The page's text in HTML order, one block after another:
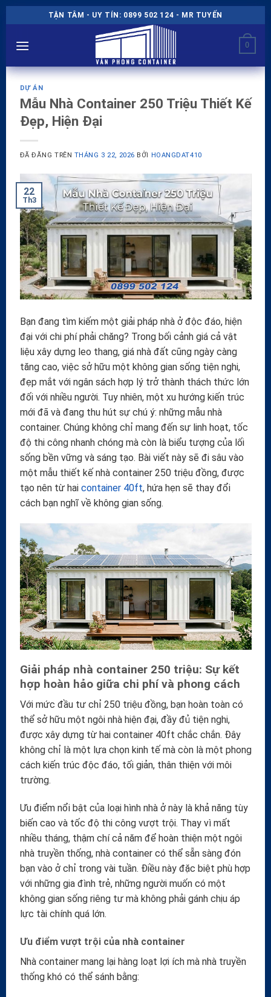
đến
nội
TẬN TÂM - UY TÍN: 0899 502 124 - MR TUYẾN
0
DỰ ÁN
Mẫu Nhà Container 250 Triệu Thiết Kế
Đẹp, Hiện Đại
ĐÃ ĐĂNG TRÊN THÁNG 3 22, 2026 BỞI HOANGDAT410
22
Th3
Bạn đang tìm kiếm một giải pháp nhà ở độc đáo, hiện
đại với chi phí phải chăng? Trong bối cảnh giá cả vật
liệu xây dựng leo thang, giá nhà đất cũng ngày càng
tăng cao, việc sở hữu một không gian sống tiện nghi,
đẹp mắt với ngân sách hợp lý trở thành thách thức lớn
đối với nhiều người. Tuy nhiên, một xu hướng kiến trúc
mới đã và đang thu hút sự chú ý: những mẫu nhà
container. Chúng không chỉ mang đến sự linh hoạt, tốc
độ thi công nhanh chóng mà còn là biểu tượng của lối
sống bền vững và sáng tạo. Bài viết này sẽ đi sâu vào
một mẫu thiết kế nhà container 250 triệu đồng, được
tạo nên từ hai container 40ft, hứa hẹn sẽ thay đổi
cách bạn nghĩ về không gian sống.
Giải pháp nhà container 250 triệu: Sự kết
hợp hoàn hảo giữa chi phí và phong cách
Với mức đầu tư chỉ 250 triệu đồng, bạn hoàn toàn có
thể sở hữu một ngôi nhà hiện đại, đầy đủ tiện nghi,
được xây dựng từ hai container 40ft chắc chắn. Đây
không chỉ là một lựa chọn kinh tế mà còn là một phong
cách kiến trúc độc đáo, tối giản, thân thiện với môi
trường.
Ưu điểm nổi bật của loại hình nhà ở này là khả năng tùy
biến cao và tốc độ thi công vượt trội. Thay vì mất
nhiều tháng, thậm chí cả năm để hoàn thiện một ngôi
nhà truyền thống, nhà container có thể sẵn sàng đón
bạn vào ở chỉ trong vài tuần. Điều này đặc biệt phù hợp
với những gia đình trẻ, những người muốn có một
không gian sống riêng tư mà không phải gánh chịu áp
lực tài chính quá lớn.
Ưu điểm vượt trội của nhà container
Nhà container mang lại hàng loạt lợi ích mà nhà truyền
thống khó có thể sánh bằng: